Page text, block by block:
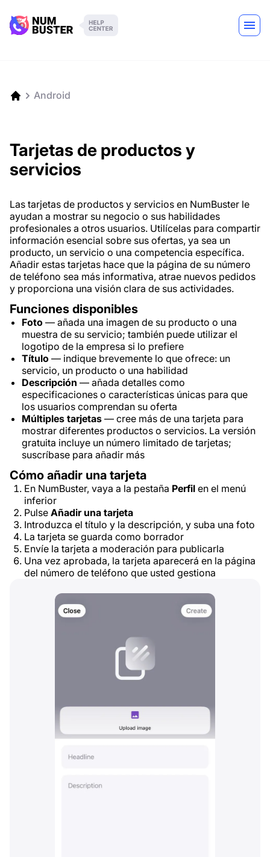
Android
Tarjetas de productos y
servicios
Las tarjetas de productos y servicios en NumBuster le
ayudan a mostrar su negocio o sus habilidades
profesionales a otros usuarios. Utilícelas para compartir
información esencial sobre sus ofertas, ya sea un
producto, un servicio o una competencia específica.
Añadir estas tarjetas hace que la página de su número
de teléfono sea más informativa, atrae nuevos pedidos
y proporciona una visión clara de sus actividades.
Funciones disponibles
Foto — añada una imagen de su producto o una
muestra de su servicio; también puede utilizar el
logotipo de la empresa si lo prefiere
Título — indique brevemente lo que ofrece: un
servicio, un producto o una habilidad
Descripción — añada detalles como
especificaciones o características únicas para que
los usuarios comprendan su oferta
Múltiples tarjetas — cree más de una tarjeta para
mostrar diferentes productos o servicios. La versión
gratuita incluye un número limitado de tarjetas;
suscríbase para añadir más
Cómo añadir una tarjeta
En NumBuster, vaya a la pestaña Perfil en el menú
inferior
Pulse Añadir una tarjeta
Introduzca el título y la descripción, y suba una foto
La tarjeta se guarda como borrador
Envíe la tarjeta a moderación para publicarla
Una vez aprobada, la tarjeta aparecerá en la página
del número de teléfono que usted gestiona